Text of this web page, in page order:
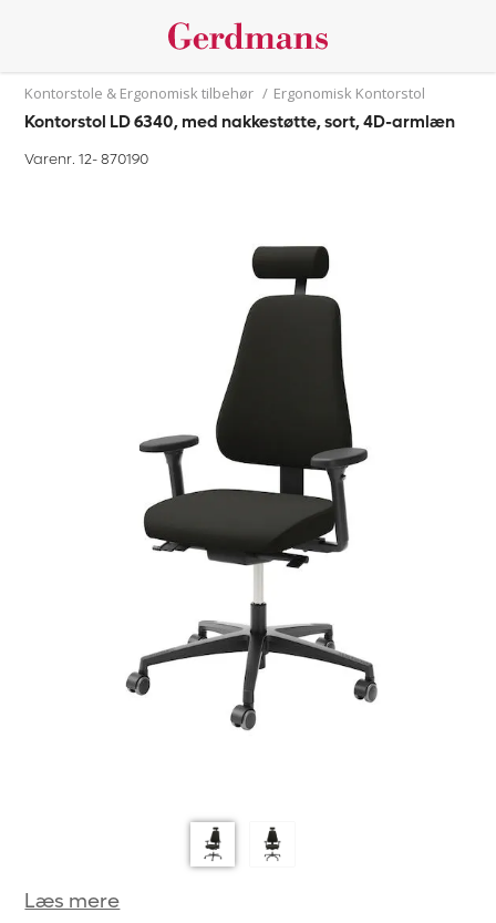
Kontorstole & Ergonomisk tilbehør / Ergonomisk Kontorstol
Kontorstol LD 6340, med nakkestøtte, sort, 4D-armlæn
Varenr. 12-870190
Læs mere